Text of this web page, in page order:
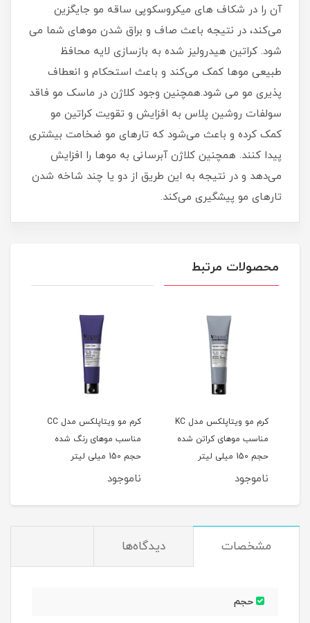
آن را در شکاف های میکروسکوپی ساقه مو جایگزین
می‌کند، در نتیجه باعث صاف و براق شدن موهای شما می
شود. کراتین هیدرولیز شده به بازسازی لایه محافظ
طبیعی موها کمک می‌کند و باعث استحکام و انعطاف
پذیری مو می شود.همچنین وجود کلاژن در ماسک مو فاقد
سولفات روشین پلاس به افزایش و تقویت کراتین مو
کمک کرده و باعث می‌شود که تارهای مو ضخامت بیشتری
پیدا کنند. همچنین کلاژن آبرسانی به موها را افزایش
می‌دهد و در نتیجه به این طریق از دو یا چند شاخه شدن
تارهای مو پیشگیری می‌کند.
محصولات مرتبط
کرم مو ویتاپلکس مدل KC
مناسب موهای کراتن شده
حجم 150 میلی لیتر
ناموجود
کرم مو ویتاپلکس مدل CC
مناسب موهای رنگ شده
حجم 150 میلی لیتر
ناموجود
مشخصات دیدگاه‌ها
حجم